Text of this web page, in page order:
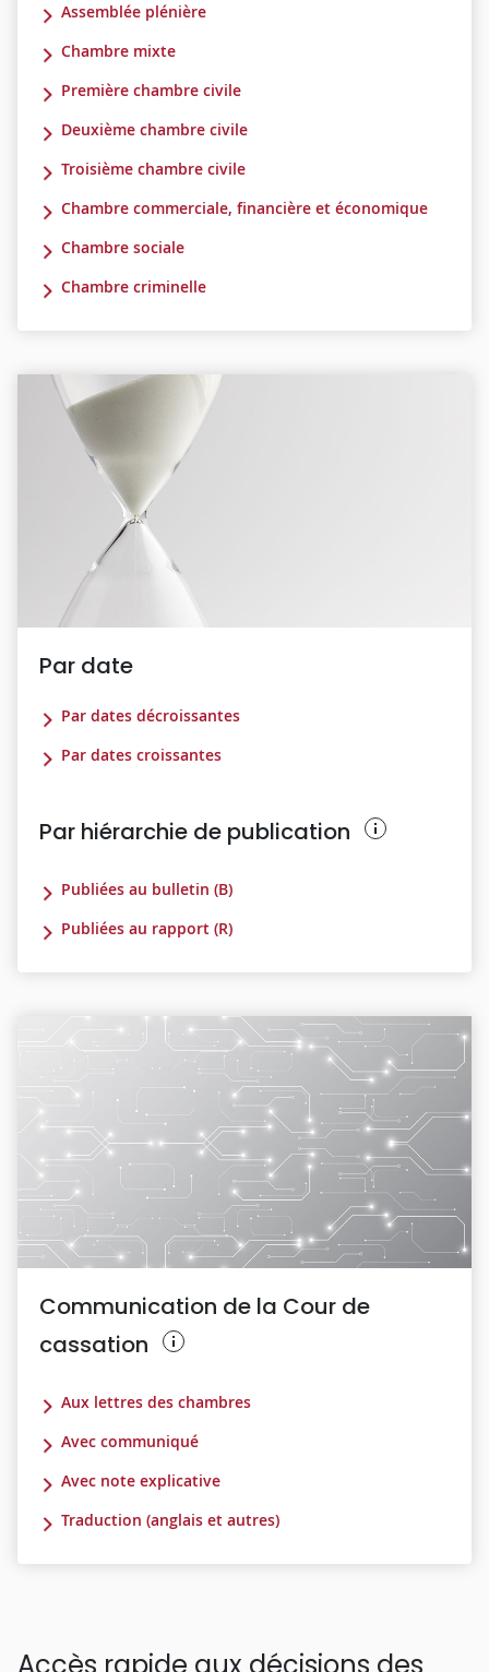
Assemblée plénière
Chambre mixte
Première chambre civile
Deuxième chambre civile
Troisième chambre civile
Chambre commerciale, financière et économique
Chambre sociale
Chambre criminelle
Par date
Par dates décroissantes
Par dates croissantes
Par hiérarchie de publication
Publiées au bulletin (B)
Publiées au rapport (R)
Communication de la Cour de
cassation
Aux lettres des chambres
Avec communiqué
Avec note explicative
Traduction (anglais et autres)
Accès rapide aux décisions des